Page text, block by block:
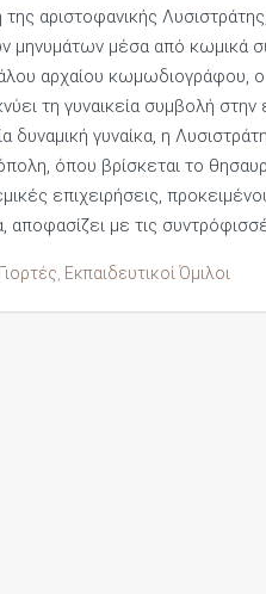
της αριστοφανικής
μηνυμάτων μέσα από κωμικά
αρχαίου κωμωδιογράφου,
τη γυναικεία συμβολή
δυναμική γυναίκα, η
όπου βρίσκεται το
επιχειρήσεις,
αποφασίζει με τις
Εκπαιδευτικοί Όμιλοι